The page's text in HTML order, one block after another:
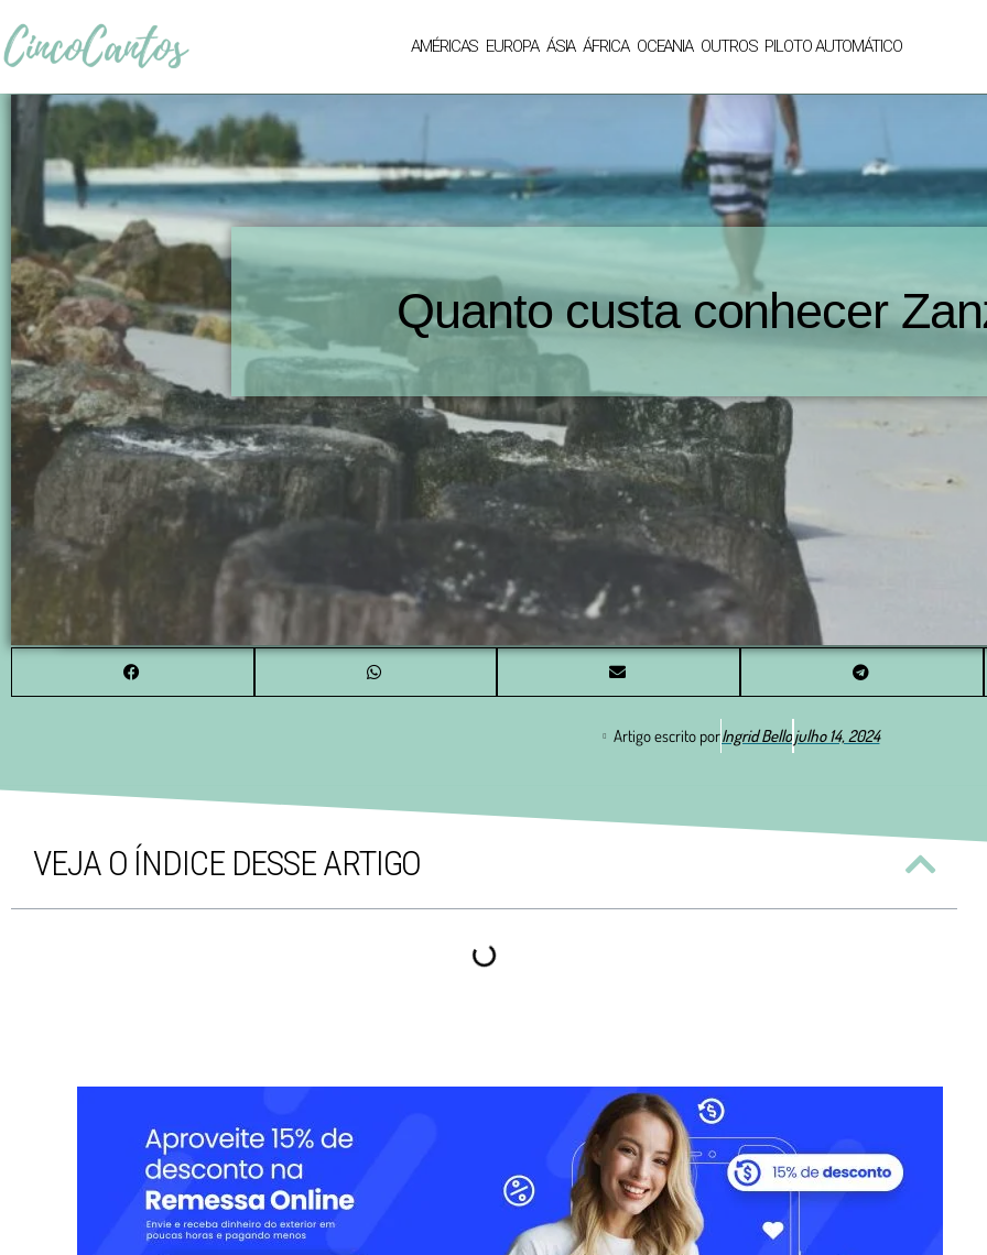
AMÉRICAS EUROPA ÁSIA ÁFRICA OCEANIA OUTROS PILOTO AUTOMÁTICO
Quanto custa conhecer
Artigo escrito porIngrid Bellojulho 14, 2024
VEJA O ÍNDICE DESSE ARTIGO